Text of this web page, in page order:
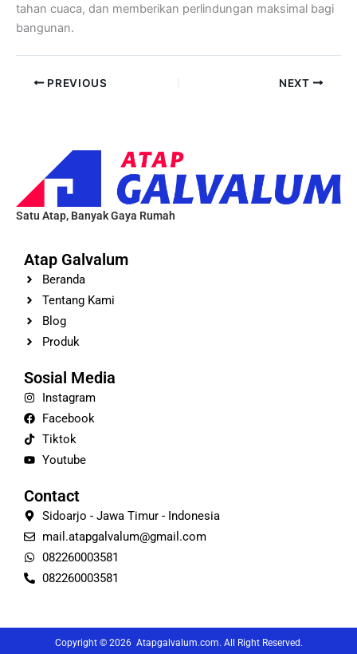
tahan cuaca, dan memberikan perlindungan maksimal bagi
bangunan.
PREVIOUS NEXT
Satu Atap, Banyak Gaya Rumah
Atap Galvalum
Beranda
Tentang Kami
Blog
Produk
Sosial Media
Instagram
Facebook
Tiktok
Youtube
Contact
Sidoarjo - Jawa Timur - Indonesia
mail.atapgalvalum@gmail.com
082260003581
082260003581
Copyright © 2026 Atapgalvalum.com. All Right Reserved.